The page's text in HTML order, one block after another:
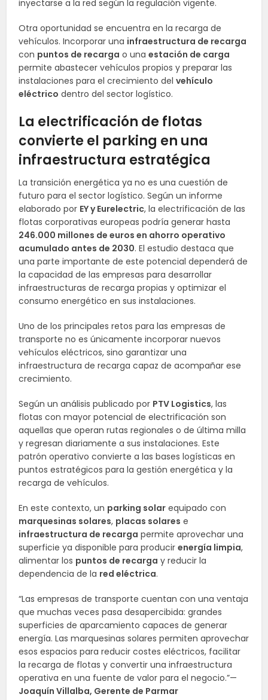
inyectarse a la red según la regulación vigente.
Otra oportunidad se encuentra en la recarga de
vehículos. Incorporar una infraestructura de recarga
con puntos de recarga o unaestación de carga
permite abastecer vehículos propios y preparar las
instalaciones para el crecimiento delvehículo
eléctrico dentro del sector logístico.
La electrificación de flotas
convierte el parking en una
infraestructura estratégica
La transición energética ya no es una cuestión de
futuro para el sector logístico. Según un informe
elaborado por EY y Eurelectric, la electrificación de las
flotas corporativas europeas podría generar hasta
246.000 millones de euros en ahorro operativo
acumulado antes de 2030. El estudio destaca que
una parte importante de este potencial dependerá de
la capacidad de las empresas para desarrollar
infraestructuras de recarga propias y optimizar el
consumo energético en sus instalaciones.
Uno de los principales retos para las empresas de
transporte no es únicamente incorporar nuevos
vehículos eléctricos, sino garantizar una
infraestructura de recarga capaz de acompañar ese
crecimiento.
Según un análisis publicado por PTV Logistics, las
flotas con mayor potencial de electrificación son
aquellas que operan rutas regionales o de última milla
y regresan diariamente a sus instalaciones. Este
patrón operativo convierte a las bases logísticas en
puntos estratégicos para la gestión energética y la
recarga de vehículos.
En este contexto, un parking solar equipado con
marquesinas solares, placas solares e
infraestructura de recarga permite aprovechar una
superficie ya disponible para producirenergía limpia,
alimentar los puntos de recarga y reducir la
dependencia de la red eléctrica.
“Las empresas de transporte cuentan con una ventaja
que muchas veces pasa desapercibida: grandes
superficies de aparcamiento capaces de generar
energía. Las marquesinas solares permiten aprovechar
esos espacios para reducir costes eléctricos, facilitar
la recarga de flotas y convertir una infraestructura
operativa en una fuente de valor para el negocio.”—
Joaquín Villalba, Gerente de Parmar